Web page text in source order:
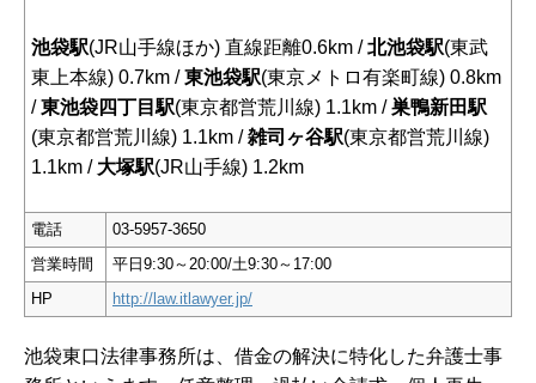
池袋駅(JR山手線ほか) 直線距離0.6km /北池袋駅(東武
東上本線) 0.7km /東池袋駅(東京メトロ有楽町線) 0.8km
/東池袋四丁目駅(東京都営荒川線) 1.1km /巣鴨新田駅
(東京都営荒川線) 1.1km /雑司ヶ谷駅(東京都営荒川線)
1.1km / 大塚駅(JR山手線) 1.2km
電話
03-5957-3650
営業時間
平日9:30～20:00/土9:30～17:00
HP
http://law.itlawyer.jp/
池袋東口法律事務所は、借金の解決に特化した弁護士事